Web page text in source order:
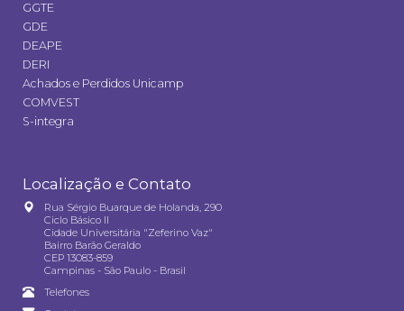
GGTE
GDE
DEAPE
DERI
Achados e Perdidos Unicamp
COMVEST
S-integra
Localização e Contato
Rua Sérgio Buarque de Holanda, 290
Ciclo Básico II
Cidade Universitária "Zeferino Vaz"
Bairro Barão Geraldo
CEP 13083-859
Campinas - São Paulo - Brasil
Telefones